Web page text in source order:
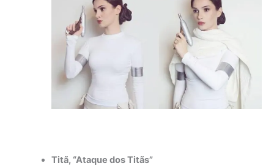
Titã, “Ataque dos Titãs”